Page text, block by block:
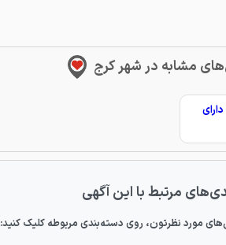
مشابه در شهر کرج
مرتبط با این آگهی
مورد نظرتون، روی دسته‌بندی مربوطه کلیک کنید: